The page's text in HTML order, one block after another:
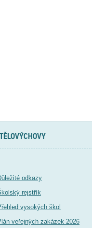
odkazy
rejstřík
vysokých škol
veřejných zakázek 2026